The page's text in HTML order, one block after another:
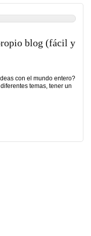
blog (fácil y
con el mundo entero?
temas, tener un